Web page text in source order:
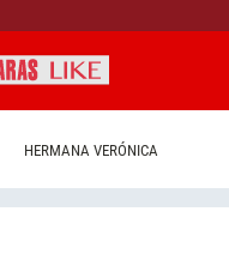
HERMANA VERÓNICA